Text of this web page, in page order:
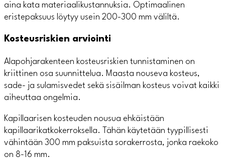
aina kata materiaalikustannuksia. Optimaalinen
eristepaksuus löytyy usein 200-300 mm väliltä.
Kosteusriskien arviointi
Alapohjarakenteen kosteusriskien tunnistaminen on
kriittinen osa suunnittelua. Maasta nouseva kosteus,
sade- ja sulamisvedet sekä sisäilman kosteus voivat kaikki
aiheuttaa ongelmia.
Kapillaarisen kosteuden nousua ehkäistään
kapillaarikatkokerroksella. Tähän käytetään tyypillisesti
vähintään 300 mm paksuista sorakerrosta, jonka raekoko
on 8-16 mm.